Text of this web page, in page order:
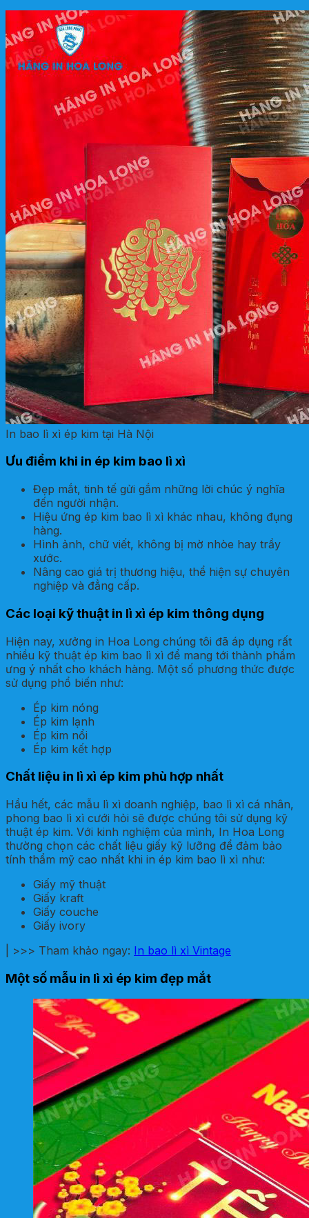
In bao lì xì ép kim tại Hà Nội
Ưu điểm khi in ép kim bao lì xì
Đẹp mắt, tinh tế gửi gắm những lời chúc ý nghĩa
đến người nhận.
Hiệu ứng ép kim bao lì xì khác nhau, không đụng
hàng.
Hình ảnh, chữ viết, không bị mờ nhòe hay trầy
xước.
Nâng cao giá trị thương hiệu, thể hiện sự chuyên
nghiệp và đẳng cấp.
Các loại kỹ thuật in lì xì ép kim thông dụng
Hiện nay, xưởng in Hoa Long chúng tôi đã áp dụng rất
nhiều kỹ thuật ép kim bao lì xì để mang tới thành phẩm
ưng ý nhất cho khách hàng. Một số phương thức được
sử dụng phổ biến như:
Ép kim nóng
Ép kim lạnh
Ép kim nổi
Ép kim kết hợp
Chất liệu in lì xì ép kim phù hợp nhất
Hầu hết, các mẫu lì xì doanh nghiệp, bao lì xì cá nhân,
phong bao lì xì cưới hỏi sẽ được chúng tôi sử dụng kỹ
thuật ép kim. Với kinh nghiệm của mình, In Hoa Long
thường chọn các chất liệu giấy kỹ lưỡng để đảm bảo
tính thẩm mỹ cao nhất khi in ép kim bao lì xì như:
Giấy mỹ thuật
Giấy kraft
Giấy couche
Giấy ivory
| >>> Tham khảo ngay: In bao lì xì Vintage
Một số mẫu in lì xì ép kim đẹp mắt